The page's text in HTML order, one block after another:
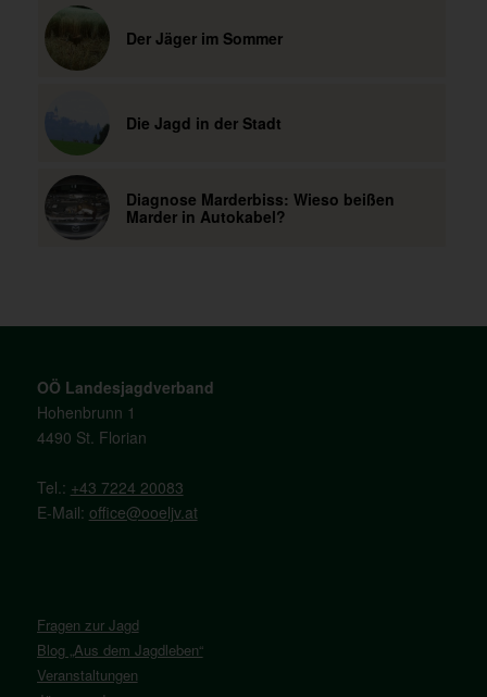
Der Jäger im Sommer
Die Jagd in der Stadt
Diagnose Marderbiss: Wieso beißen
Marder in Autokabel?
OÖ Landesjagdverband
Hohenbrunn 1
4490 St. Florian
Tel.: +43 7224 20083
E-Mail: office@ooeljv.at
Fragen zur Jagd
Blog „Aus dem Jagdleben“
Veranstaltungen